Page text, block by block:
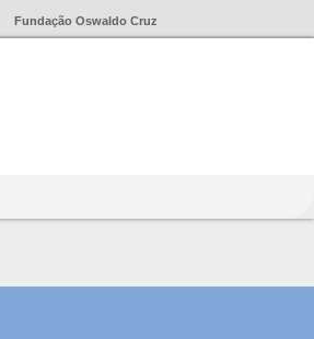
Fundação Oswaldo Cruz